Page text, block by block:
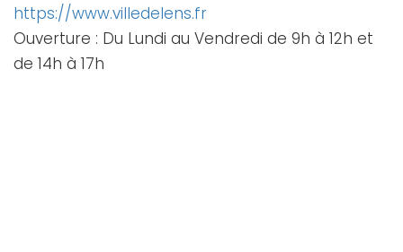
https://www.villedelens.fr
Ouverture : Du Lundi au Vendredi de 9h à 12h et
de 14h à 17h